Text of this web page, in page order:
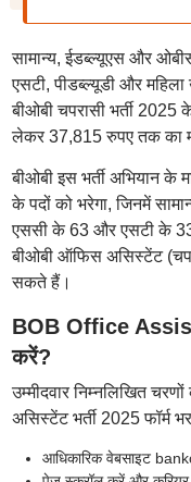
सामान्य, ईडब्ल्यूएस और
एसटी, पीडब्ल्यूडी और
बीओबी चपरासी भर्ती
लेकर 37,815 रुपए तक का
बीओबी इस भर्ती अभियान
के पदों को भरेगा, जिनमें
एससी के 63 और एसटी के
बीओबी ऑफिस असिस्टेंट
सकते हैं।
BOB Office
करें?
उम्मीदवार निम्नलिखित
असिस्टेंट भर्ती 2025 फॉर्म
आधिकारिक वेबसाइट